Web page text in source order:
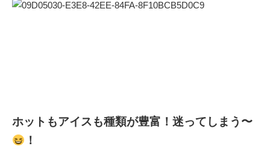
ホットもアイスも種類が豊富！迷ってしまう〜
！